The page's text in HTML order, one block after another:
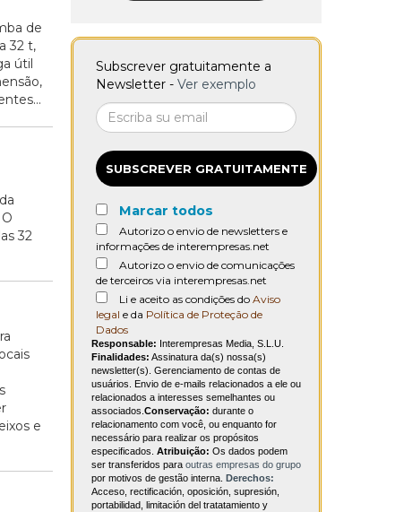
de
32 t,
útil
32
e
Subscrever gratuitamente a
Newsletter - Ver exemplo
SUBSCREVER GRATUITAMENTE
Marcar todos
Autorizo o envio de newsletters e
informações de interempresas.net
Autorizo o envio de comunicações
de terceiros via interempresas.net
Li e aceito as condições do Aviso
legal e da Política de Proteção de
Dados
Responsable: Interempresas Media, S.L.U.
Finalidades: Assinatura da(s) nossa(s)
newsletter(s). Gerenciamento de contas de
usuários. Envio de e-mails relacionados a ele ou
relacionados a interesses semelhantes ou
associados. Conservação: durante o
relacionamento com você, ou enquanto for
necessário para realizar os propósitos
especificados. Atribuição: Os dados podem
ser transferidos para outras empresas do grupo
por motivos de gestão interna. Derechos:
Acceso, rectificación, oposición, supresión,
portabilidad, limitación del tratatamiento y